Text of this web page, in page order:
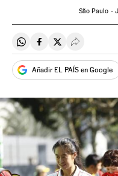
São Paulo -
Compartir en Whatsapp
Compartir en
Compartir en
Desplegar
Añadir EL PAÍS en Google